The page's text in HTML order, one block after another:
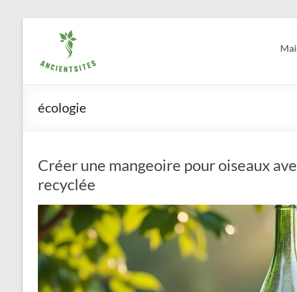
ancientsites.eu
écologie
Créer une mangeoire pour oiseaux
recyclée